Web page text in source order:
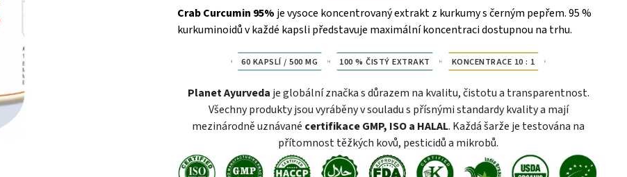
Crab Curcumin 95% je vysoce koncentrovaný extrakt z kurkumy s černým pepřem. 95 %
kurkuminoidů v každé kapsli představuje maximální koncentraci dostupnou na trhu.
60 KAPSLÍ / 500 MG 100 % ČISTÝ EXTRAKT KONCENTRACE 10 : 1
Planet Ayurveda je globální značka s důrazem na kvalitu, čistotu a transparentnost.
Všechny produkty jsou vyráběny v souladu s přísnými standardy kvality a mají
mezinárodně uznávané certifikace GMP, ISO a HALAL. Každá šarže je testována na
přítomnost těžkých kovů, pesticidů a mikrobů.